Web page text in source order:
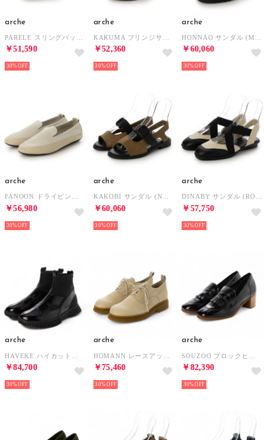
arche
￥51,590
30%
arche
￥52,360
30%
arche
￥60,060
30%
arche
￥56,980
30%
arche
￥60,060
30%
arche
￥57,750
30%
arche
￥84,700
30%
arche
￥75,460
30%
arche
￥82,390
30%